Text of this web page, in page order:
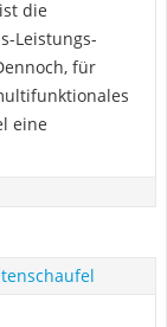
die
Leistungs-
für
eine